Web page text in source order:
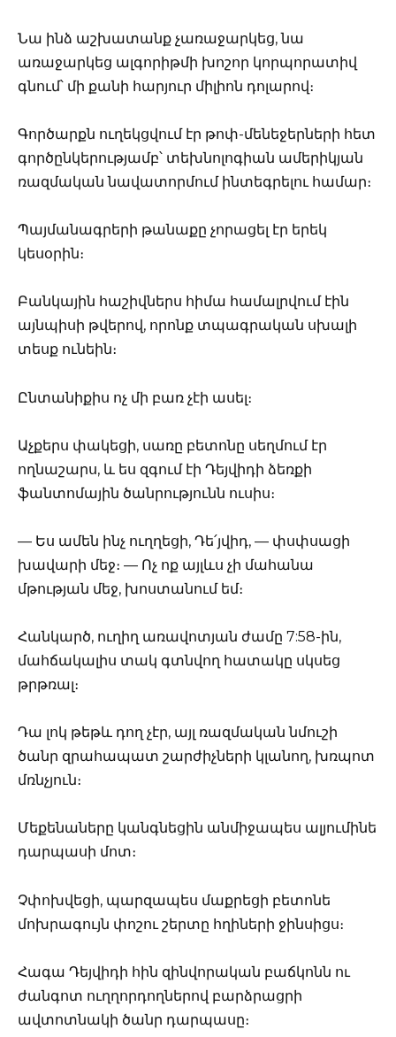
Նա ինձ աշխատանք չառաջարկեց, նա
առաջարկեց ալգորիթմի խոշոր կորպորատիվ
գնում՝ մի քանի հարյուր միլիոն դոլարով։
Գործարքն ուղեկցվում էր թոփ-մենեջերների հետ
գործընկերությամբ՝ տեխնոլոգիան ամերիկյան
ռազմական նավատորմում ինտեգրելու համար։
Պայմանագրերի թանաքը չորացել էր երեկ
կեսօրին։
Բանկային հաշիվներս հիմա համալրվում էին
այնպիսի թվերով, որոնք տպագրական սխալի
տեսք ունեին։
Ընտանիքիս ոչ մի բառ չէի ասել։
Աչքերս փակեցի, սառը բետոնը սեղմում էր
ողնաշարս, և ես զգում էի Դեյվիդի ձեռքի
ֆանտոմային ծանրությունն ուսիս։
— Ես ամեն ինչ ուղղեցի, Դե՛յվիդ, — փսփսացի
խավարի մեջ։ — Ոչ ոք այլևս չի մահանա
մթության մեջ, խոստանում եմ։
Հանկարծ, ուղիղ առավոտյան ժամը 7:58-ին,
մահճակալիս տակ գտնվող հատակը սկսեց
թրթռալ։
Դա լոկ թեթև դող չէր, այլ ռազմական նմուշի
ծանր զրահապատ շարժիչների կլանող, խռպոտ
մռնչյուն։
Մեքենաները կանգնեցին անմիջապես ալյումինե
դարպասի մոտ։
Չփոխվեցի, պարզապես մաքրեցի բետոնե
մոխրագույն փոշու շերտը հղիների ջինսիցս։
Հագա Դեյվիդի հին զինվորական բաճկոնն ու
ժանգոտ ուղղորդողներով բարձրացրի
ավտոտնակի ծանր դարպասը։